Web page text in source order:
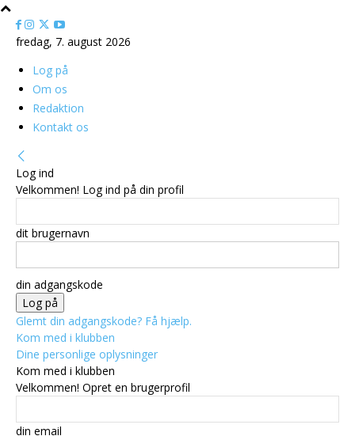
fredag, 7. august 2026
Log på
Om os
Redaktion
Kontakt os
Log ind
Velkommen! Log ind på din profil
dit brugernavn
din adgangskode
Glemt din adgangskode? Få hjælp.
Kom med i klubben
Dine personlige oplysninger
Kom med i klubben
Velkommen! Opret en brugerprofil
din email